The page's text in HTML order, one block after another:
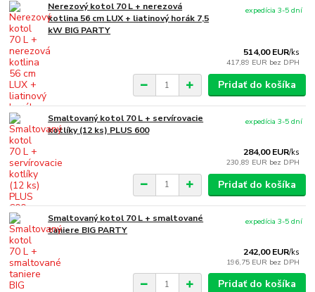
Nerezový kotol 70 L + nerezová
kotlina 56 cm LUX + liatinový horák 7,5
kW BIG PARTY
514,00 EUR/ks
417,89 EUR bez DPH
expedícia 3-5 dní
Pridať do košíka
Smaltovaný kotol 70 L + servírovacie
kotlíky (12 ks) PLUS 600
284,00 EUR/ks
230,89 EUR bez DPH
expedícia 3-5 dní
Pridať do košíka
Smaltovaný kotol 70 L + smaltované
taniere BIG PARTY
242,00 EUR/ks
196,75 EUR bez DPH
expedícia 3-5 dní
Pridať do košíka